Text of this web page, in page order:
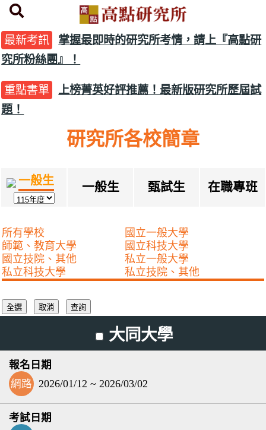
首頁 研究所簡章下載
最新考訊
掌握最即時的研究所考情，請上『高點研
究所粉絲團』！
重點書單
上榜菁英好評推薦！最新版研究所歷屆試
題！
研究所各校簡章
一般生 一般生 甄試生 在職專班
所有學校
國立一般大學
師範、教育大學
國立科技大學
國立技院、其他
私立一般大學
私立科技大學
私立技院、其他
大同大學
網路 2026/01/12 ~ 2026/03/02